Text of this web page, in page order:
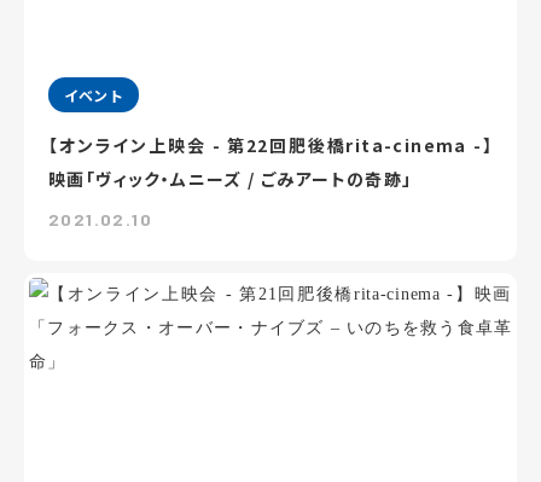
イベント
【オンライン上映会 - 第22回肥後橋rita-cinema -】
映画「ヴィック・ムニーズ / ごみアートの奇跡」
2021.02.10